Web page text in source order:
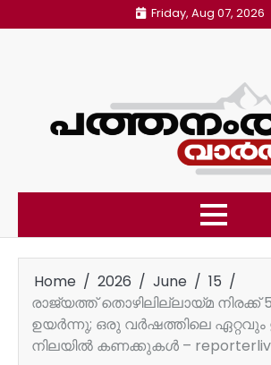
to
Friday, Aug 07, 2026
Home 2026 June
15
രാജ്യത്ത് തൊഴിലില്ലായ്മ നിരക്ക്
ഉയർന്നു; ഒരു വർഷത്തിലെ ഏറ്റവും
നിലയിൽ കണക്കുകൾ –